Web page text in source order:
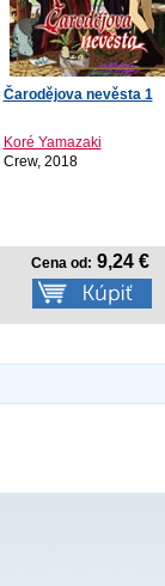
Čarodějova nevěsta 1
Koré Yamazaki
Crew, 2018
Cena od: 9,24 €